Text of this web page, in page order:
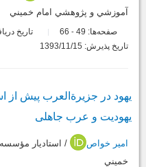
آموزشي و پژوهشي امام خميني
صفحه‌ها: 49
-
تاریخ دریافت:
تاریخ پذیرش: 1393/11/15
یهود در جزیرةالعرب پیش از
یهودیت و عرب جاهلی
امیر خواص
/ استاديار
خميني